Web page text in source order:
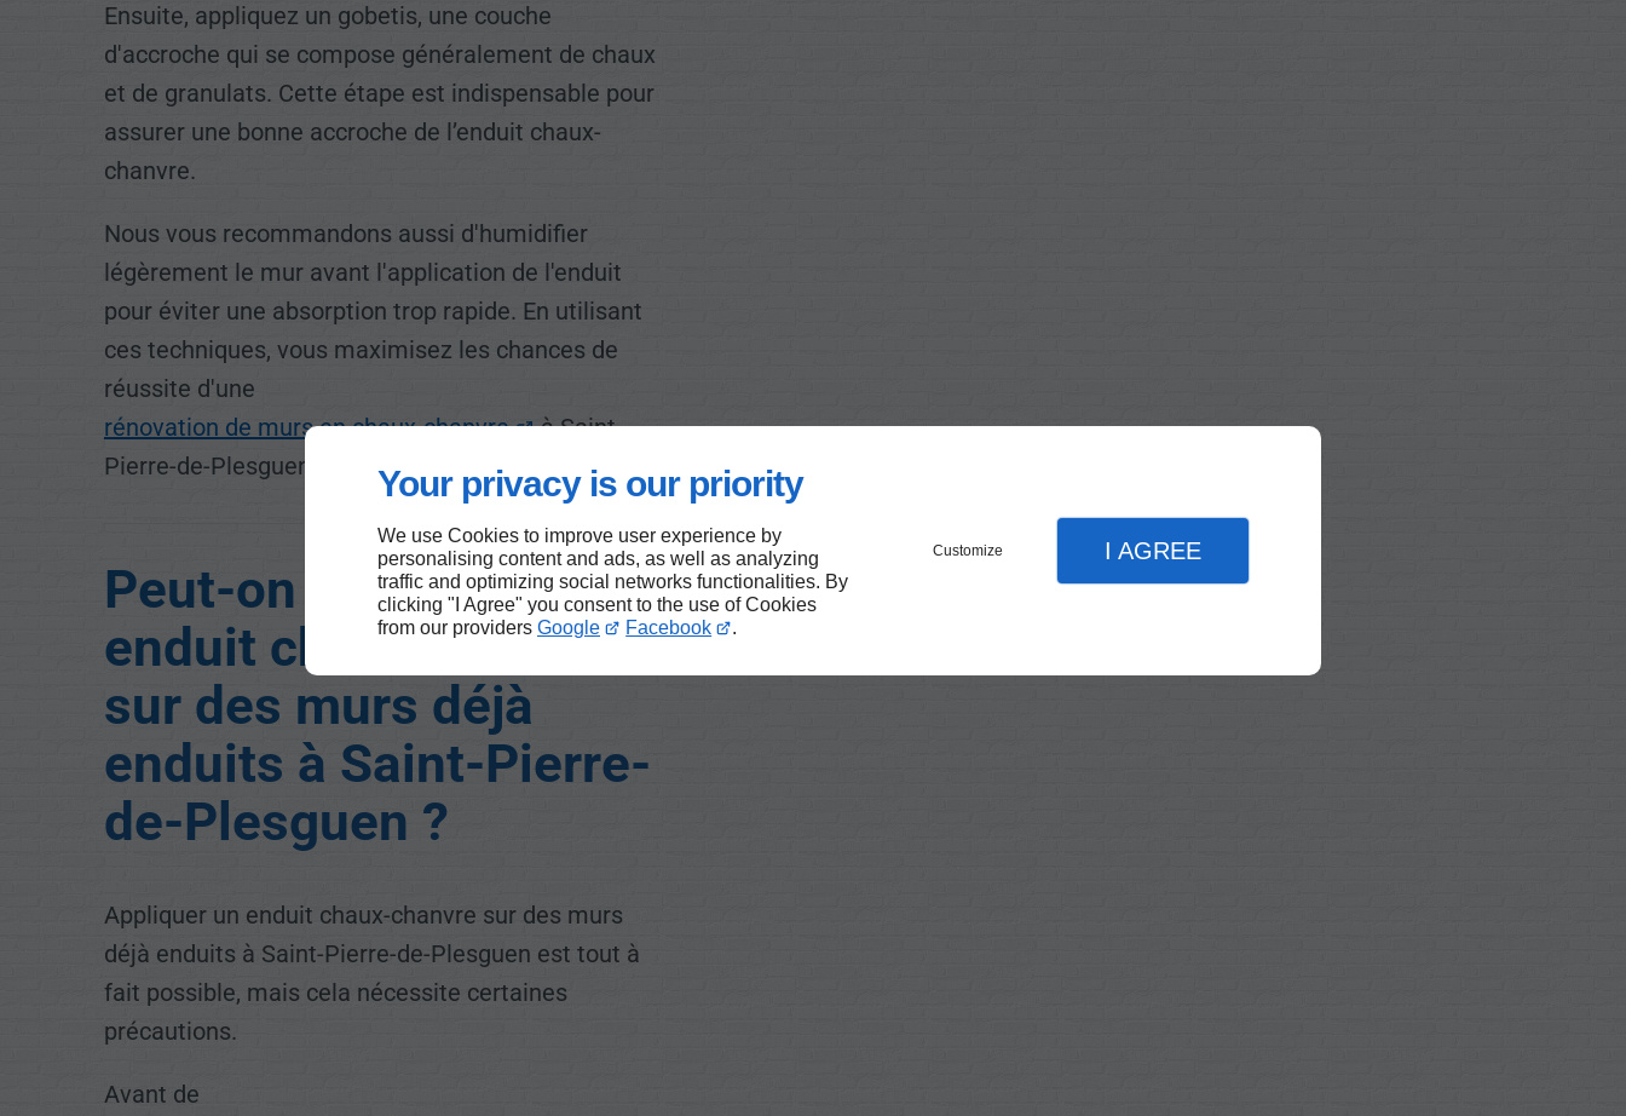
Your privacy is our priority
We use Cookies to improve user experience by
personalising content and ads, as well as analyzing
traffic and optimizing social networks functionalities. By
clicking "I Agree" you consent to the use of Cookies
from our providers Google Facebook .
Customize I AGREE
Ensuite, appliquez un gobetis, une couche
d'accroche qui se compose généralement de chaux
et de granulats. Cette étape est indispensable pour
assurer une bonne accroche de l’enduit chaux-
chanvre.
Nous vous recommandons aussi d'humidifier
légèrement le mur avant l'application de l'enduit
pour éviter une absorption trop rapide. En utilisant
ces techniques, vous maximisez les chances de
réussite d'une
rénovation de murs en chaux-chanvre
à Saint-
Pierre-de-Plesguen.
Peut-on appliquer un
enduit chaux-chanvre
sur des murs déjà
enduits à Saint-Pierre-
de-Plesguen ?
Appliquer un enduit chaux-chanvre sur des murs
déjà enduits à Saint-Pierre-de-Plesguen est tout à
fait possible, mais cela nécessite certaines
précautions.
Avant de